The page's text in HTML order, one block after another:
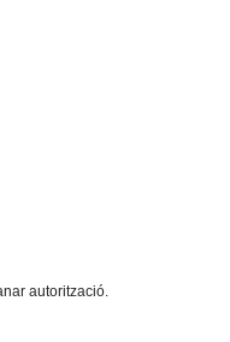
autorització.